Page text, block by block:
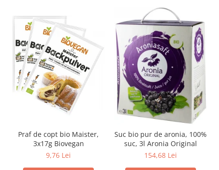
Praf de copt bio Maister,
3x17g Biovegan
9,76 Lei
Suc bio pur de aronia, 100%
suc, 3l Aronia Original
154,68 Lei